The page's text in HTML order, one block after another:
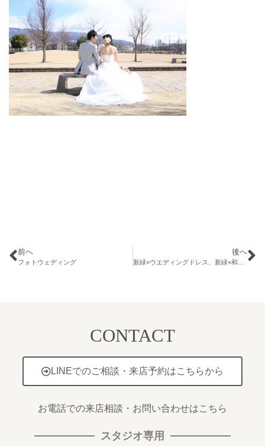
前へ
フォトウェディング
後へ
CONTACT
LINEでのご相談・来店予約はこちらから
お電話での来店相談・お問い合わせはこちら
スタジオ専用